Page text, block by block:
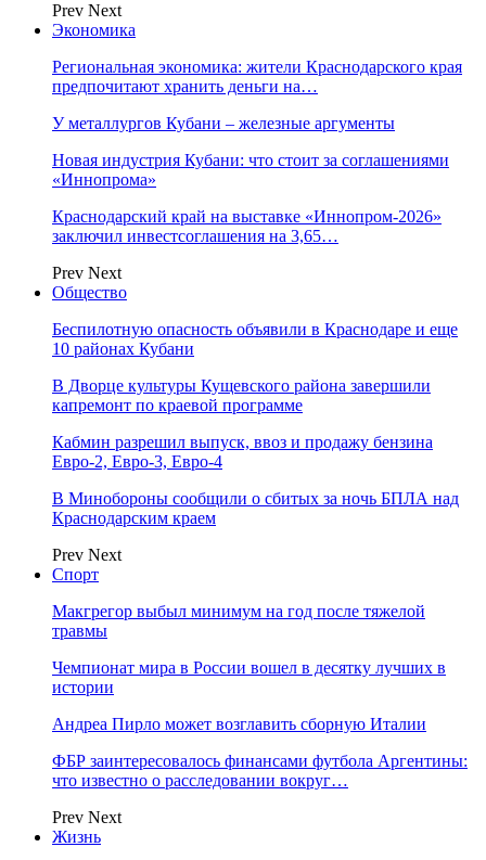
Prev Next
Экономика
Региональная экономика: жители Краснодарского края
предпочитают хранить деньги на…
У металлургов Кубани – железные аргументы
Новая индустрия Кубани: что стоит за соглашениями
«Иннопрома»
Краснодарский край на выставке «Иннопром-2026»
заключил инвестсоглашения на 3,65…
Prev Next
Общество
Беспилотную опасность объявили в Краснодаре и еще
10 районах Кубани
В Дворце культуры Кущевского района завершили
капремонт по краевой программе
Кабмин разрешил выпуск, ввоз и продажу бензина
Евро-2, Евро-3, Евро-4
В Минобороны сообщили о сбитых за ночь БПЛА над
Краснодарским краем
Prev Next
Спорт
Макгрегор выбыл минимум на год после тяжелой
травмы
Чемпионат мира в России вошел в десятку лучших в
истории
Андреа Пирло может возглавить сборную Италии
ФБР заинтересовалось финансами футбола Аргентины:
что известно о расследовании вокруг…
Prev Next
Жизнь